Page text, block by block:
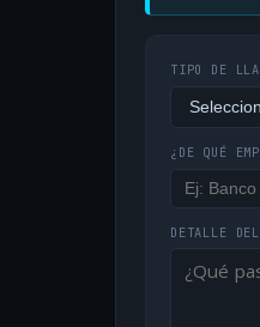
TIPO DE
¿DE QUÉ
DETALLE